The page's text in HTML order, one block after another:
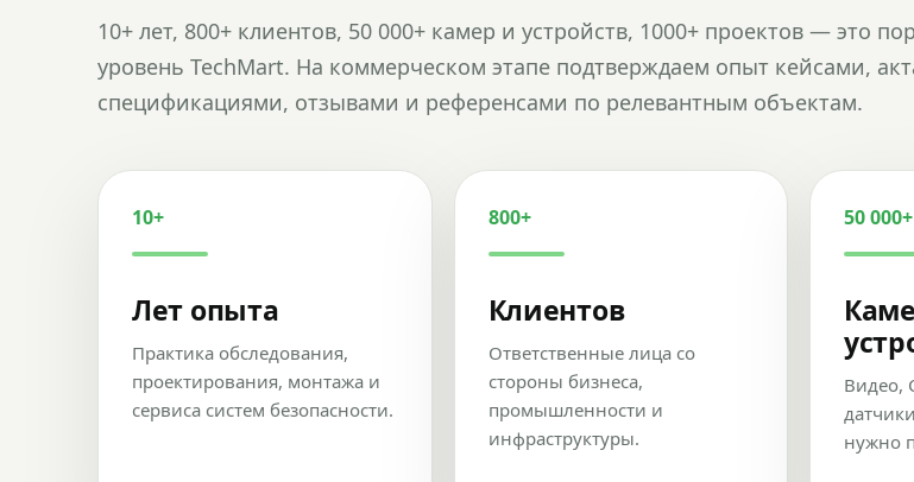
10+ лет, 800+ клиентов, 50 000+ камер и устройств, 1000+ проектов — это
уровень TechMart. На коммерческом этапе подтверждаем опыт кейсами,
спецификациями, отзывами и референсами по релевантным объектам.
10+
Лет опыта
Практика обследования,
проектирования, монтажа и
сервиса систем безопасности.
800+
Клиентов
Ответственные лица со
стороны бизнеса,
промышленности и
инфраструктуры.
50 000+
Видео,
нужно